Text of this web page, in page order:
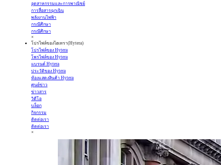
อุตสาหกรรมและการพาณิชย์
การสื่อสารฉุกเฉิน
พลังงานไฟฟ้า
กรณีศึกษา
กรณีศึกษา
×
โปรไฟล์ของไฮเทรา(Hytera)
โปรไฟล์ของ Hytera
โพรไฟล์ของ Hytera
แบรนด์ Hytera
ประวัติของ Hytera
ห้องแสดงสินค้า Hytera
ศูนย์ข่าว
ข่าวสาร
วิดีโอ
บล็อก
กิจกรรม
ติดต่อเรา
ติดต่อเรา
×